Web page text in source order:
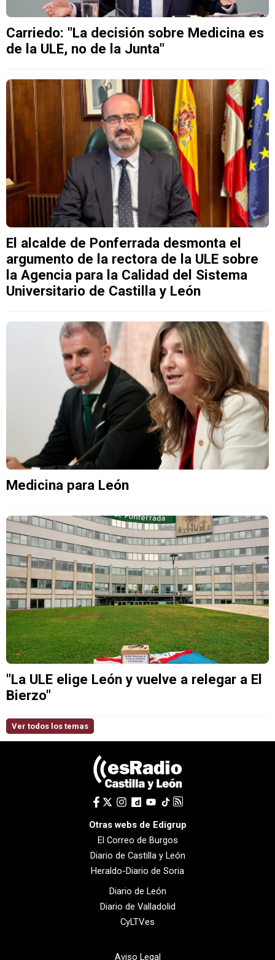
Carriedo: "La decisión sobre Medicina es
de la ULE, no de la Junta"
El alcalde de Ponferrada desmonta el
argumento de la rectora de la ULE sobre
la Agencia para la Calidad del Sistema
Universitario de Castilla y León
Medicina para León
"La ULE elige León y vuelve a relegar a El
Bierzo"
Ver todos los temas
Otras webs de Edigrup
El Correo de Burgos
Diario de Castilla y León
Heraldo-Diario de Soria
Diario de León
Diario de Valladolid
CyLTV.es
Aviso Legal